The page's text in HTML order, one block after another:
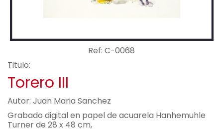
Ref: C-0068
Titulo:
Torero III
Autor: Juan Maria Sanchez
Grabado digital en papel de acuarela Hanhemuhle
Turner de 28 x 48 cm,